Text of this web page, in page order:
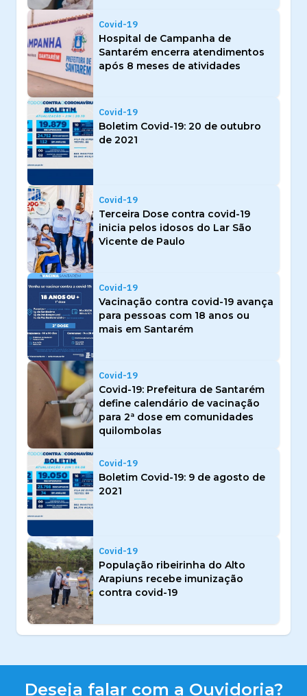
Covid-19
Hospital de Campanha de
Santarém encerra atendimentos
após 8 meses de atividades
Covid-19
Boletim Covid-19: 20 de outubro
de 2021
Covid-19
Terceira Dose contra covid-19
inicia pelos idosos do Lar São
Vicente de Paulo
Covid-19
Vacinação contra covid-19 avança
para pessoas com 18 anos ou
mais em Santarém
Covid-19
Covid-19: Prefeitura de Santarém
define calendário de vacinação
para 2ª dose em comunidades
quilombolas
Covid-19
Boletim Covid-19: 9 de agosto de
2021
Covid-19
População ribeirinha do Alto
Arapiuns recebe imunização
contra covid-19
Deseja falar com a Ouvidoria?